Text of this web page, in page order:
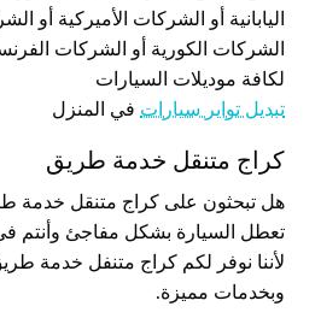
اليابانية أو الشركات الأميركية أو
الشركات الكورية أو الشركات
لكافة موديلات السيارات
تبديل تواير سيارات في المنزل
كراج متنقل خدمة طريق
هل تبحثون على كراج متنقل خدمة
تعطل السيارة بشكل مفاجئ وأنتم في
لأننا نوفر لكم كراج متنفل خدمة
وبخدمات مميزة.